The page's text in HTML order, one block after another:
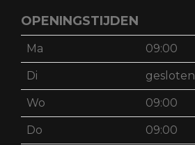
OPENINGSTIJDEN
Ma 09:00
Di gesloten
Wo 09:00
Do 09:00